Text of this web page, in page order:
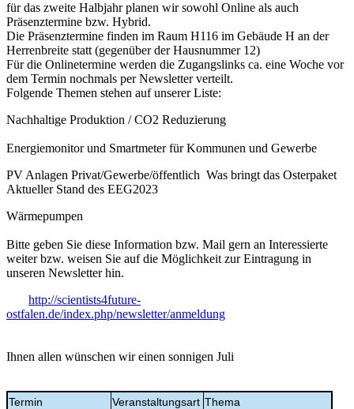
für das zweite Halbjahr planen wir sowohl Online als auch
Präsenztermine bzw. Hybrid.
Die Präsenztermine finden im Raum H116 im Gebäude H an der
Herrenbreite statt (gegenüber der Hausnummer 12)
Für die Onlinetermine werden die Zugangslinks ca. eine Woche vor
dem Termin nochmals per Newsletter verteilt.
Folgende Themen stehen auf unserer Liste:
Nachhaltige Produktion / CO2 Reduzierung
Energiemonitor und Smartmeter für Kommunen und Gewerbe
PV Anlagen Privat/Gewerbe/öffentlich Was bringt das Osterpaket
Aktueller Stand des EEG2023
Wärmepumpen
Bitte geben Sie diese Information bzw. Mail gern an Interessierte
weiter bzw. weisen Sie auf die Möglichkeit zur Eintragung in
unseren Newsletter hin.
http://scientists4future-
ostfalen.de/index.php/newsletter/anmeldung
Ihnen allen wünschen wir einen sonnigen Juli
Termin Veranstaltungsart Thema